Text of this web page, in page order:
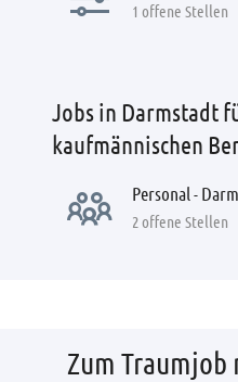
1 offene Stellen
Jobs in Darmstadt
kaufmännischen
Personal -
2 offene Stellen
Zum